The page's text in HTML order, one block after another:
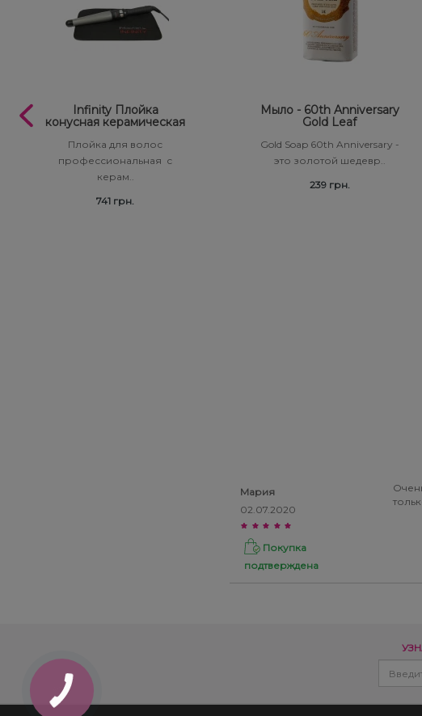
Infinity Плойка
конусная керамическая
Плойка для волос
профессиональная с
керам..
741 грн.
Мыло - 60th Anniversary
Gold Leaf
Gold Soap 60th Anniversary -
это золотой шедевр..
239 грн.
Мария
02.07.2020
Покупка
подтверждена